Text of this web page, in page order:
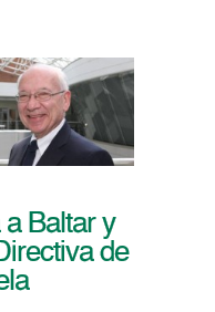
a Baltar y
de